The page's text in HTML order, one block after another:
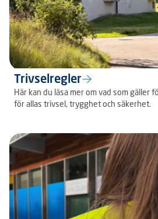
Trivselregler
Här kan du läsa mer om vad som gäller
för allas trivsel, trygghet och säkerhet.